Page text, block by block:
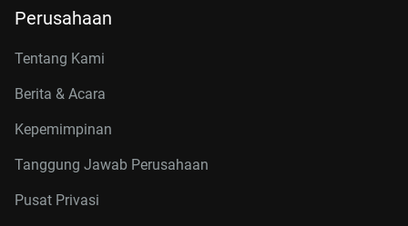
Perusahaan
Tentang Kami
Berita & Acara
Kepemimpinan
Tanggung Jawab Perusahaan
Pusat Privasi